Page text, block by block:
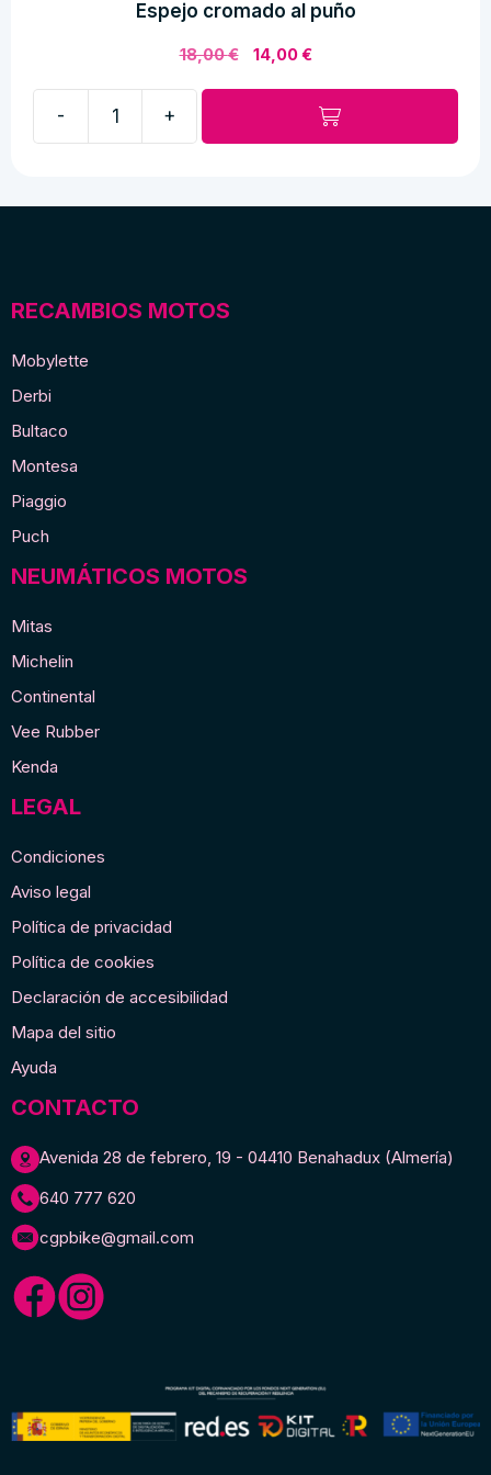
Espejo cromado al puño
18,00€
El
18,00 €.
14,00€El
es:
14,00 €.
-
puño
+
RECAMBIOS MOTOS
Mobylette
Derbi
Bultaco
Montesa
Piaggio
Puch
NEUMÁTICOS MOTOS
Mitas
Michelin
Continental
Vee Rubber
Kenda
LEGAL
Condiciones
Aviso legal
Política de privacidad
Política de cookies
Declaración de accesibilidad
Mapa del sitio
Ayuda
CONTACTO
Avenida 28 de febrero, 19 - 04410 Benahadux (Almería)
640 777 620
cgpbike@gmail.com